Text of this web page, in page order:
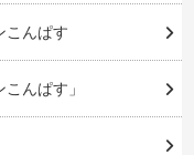
んぱす
んぱす」